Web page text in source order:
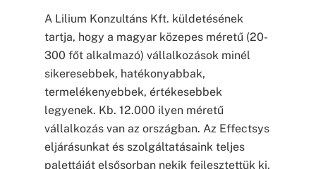
A Lilium Konzultáns Kft. küldetésének
tartja, hogy a magyar közepes méretű (20-
300 főt alkalmazó) vállalkozások minél
sikeresebbek, hatékonyabbak,
termelékenyebbek, értékesebbek
legyenek. Kb. 12.000 ilyen méretű
vállalkozás van az országban. Az Effectsys
eljárásunkat és szolgáltatásaink teljes
palettáját elsősorban nekik fejlesztettük ki.